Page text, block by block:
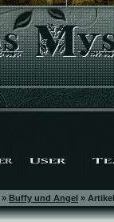
» Buffy und Angel »